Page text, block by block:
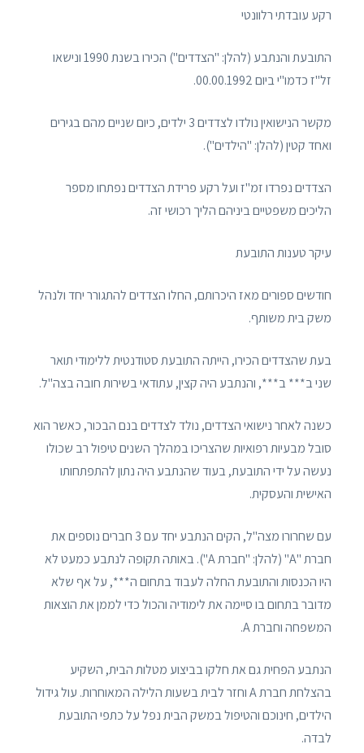
רקע עובדתי רלוונטי
התובעת והנתבע (להלן: "הצדדים") הכירו בשנת 1990 ונישאו
זל"ז כדמו"י ביום 00.00.1992.
מקשר הנישואין נולדו לצדדים 3 ילדים, כיום שניים מהם בגירים
ואחד קטין (להלן: "הילדים").
הצדדים נפרדו זמ"ז ועל רקע פרידת הצדדים נפתחו מספר
הליכים משפטיים ביניהם הליך רכושי זה.
עיקר טענות התובעת
חודשים ספורים מאז היכרותם, החלו הצדדים להתגורר יחד ולנהל
משק בית משותף.
בעת שהצדדים הכירו, הייתה התובעת סטודנטית ללימודי תואר
שני ב*** ב***, והנתבע היה קצין, עתודאי בשירות חובה בצה"ל.
כשנה לאחר נישואי הצדדים, נולד לצדדים בנם הבכור, כאשר הוא
סובל מבעיות רפואיות שהצריכו במהלך השנים טיפול רב שכולו
נעשה על ידי התובעת, בעוד שהנתבע היה נתון להתפתחותו
האישית והעסקית.
עם שחרורו מצה"ל, הקים הנתבע יחד עם 3 חברים נוספים את
חברת "A" (להלן: "חברת A"). באותה תקופה לנתבע כמעט לא
היו הכנסות והתובעת החלה לעבוד בתחום ה***, על אף שלא
מדובר בתחום בו סיימה את לימודיה והכול כדי לממן את הוצאות
המשפחה וחברת A.
הנתבע הפחית גם את חלקו בביצוע מטלות הבית, השקיע
בהצלחת חברת A וחזר לבית בשעות הלילה המאוחרות. עול גידול
הילדים, חינוכם והטיפול במשק הבית נפל על כתפי התובעת
לבדה.